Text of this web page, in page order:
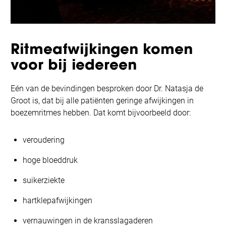
Ritmeafwijkingen komen
voor bij iedereen
Eén van de bevindingen besproken door Dr. Natasja de
Groot is, dat bij alle patiënten geringe afwijkingen in
boezemritmes hebben. Dat komt bijvoorbeeld door:
veroudering
hoge bloeddruk
suikerziekte
hartklepafwijkingen
vernauwingen in de kransslagaderen